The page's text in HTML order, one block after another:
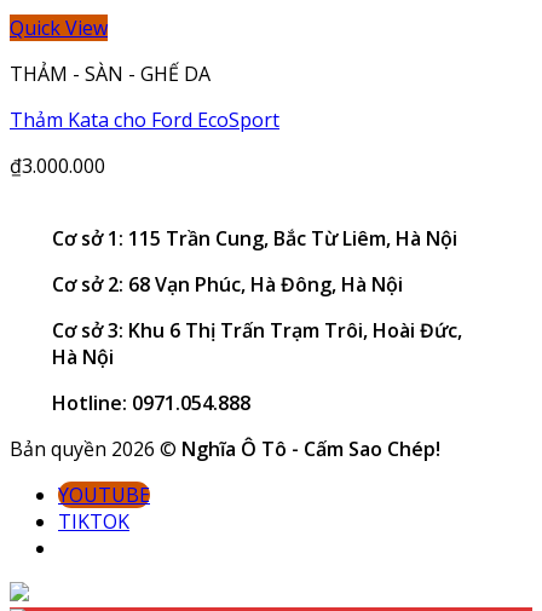
Quick View
THẢM - SÀN - GHẾ DA
Thảm Kata cho Ford EcoSport
₫3.000.000
Cơ sở 1: 115 Trần Cung, Bắc Từ Liêm, Hà Nội
Cơ sở 2: 68 Vạn Phúc, Hà Đông, Hà Nội
Cơ sở 3: Khu 6 Thị Trấn Trạm Trôi, Hoài Đức,
Hà Nội
Hotline: 0971.054.888
Bản quyền 2026 © Nghĩa Ô Tô - Cấm Sao Chép!
YOUTUBE
TIKTOK